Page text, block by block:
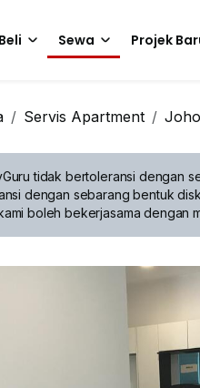
Beli Sewa Projek
Servis Apartment
tidak bertoleransi dengan
dengan sebarang bentuk
boleh bekerjasama dengan